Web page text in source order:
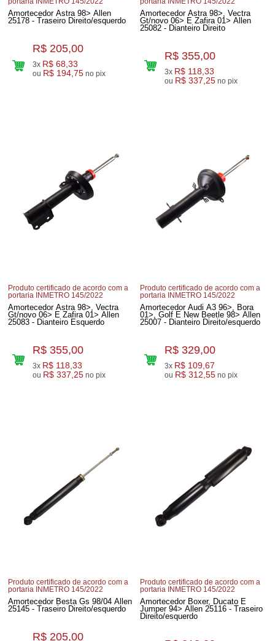
Amortecedor Astra 98> Allen
25178 - Traseiro Direito/esquerdo
R$ 205,00
3x R$ 68,33
ou R$ 194,75 no pix
Amortecedor Astra 98>, Vectra
Gt/novo 06> E Zafira 01> Allen
25082 - Dianteiro Direito
R$ 355,00
3x R$ 118,33
ou R$ 337,25 no pix
Produto certificado de acordo com a
portaria INMETRO 145/2022
Amortecedor Astra 98>, Vectra
Gt/novo 06> E Zafira 01> Allen
25083 - Dianteiro Esquerdo
R$ 355,00
3x R$ 118,33
ou R$ 337,25 no pix
Produto certificado de acordo com a
portaria INMETRO 145/2022
Amortecedor Audi A3 96>, Bora
01>, Golf E New Beetle 98> Allen
25007 - Dianteiro Direito/esquerdo
R$ 329,00
3x R$ 109,67
ou R$ 312,55 no pix
Produto certificado de acordo com a
portaria INMETRO 145/2022
Amortecedor Besta Gs 98/04 Allen
25145 - Traseiro Direito/esquerdo
R$ 205,00
Produto certificado de acordo com a
portaria INMETRO 145/2022
Amortecedor Boxer, Ducato E
Jumper 94> Allen 25116 - Traseiro
Direito/esquerdo